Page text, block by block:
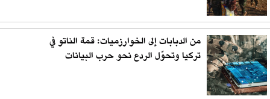
من الدبابات إلى الخوارزميات: قمة الناتو في
تركيا وتحوّل الردع نحو حرب البيانات